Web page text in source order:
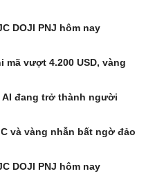
DOJI PNJ hôm nay
mã vượt 4.200 USD, vàng
đang trở thành người
và vàng nhẫn bất ngờ đảo
DOJI PNJ hôm nay